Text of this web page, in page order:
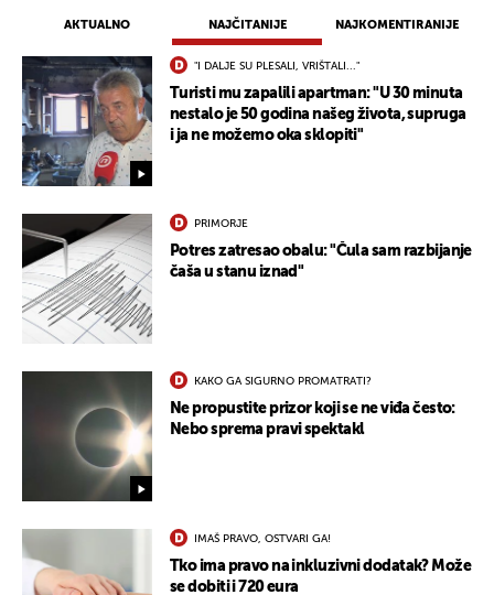
AKTUALNO NAJČITANIJE NAJKOMENTIRANIJE
"I DALJE SU PLESALI, VRIŠTALI..."
Turisti mu zapalili apartman: "U 30 minuta
nestalo je 50 godina našeg života, supruga
i ja ne možemo oka sklopiti"
PRIMORJE
Potres zatresao obalu: "Čula sam razbijanje
čaša u stanu iznad"
KAKO GA SIGURNO PROMATRATI?
Ne propustite prizor koji se ne viđa često:
Nebo sprema pravi spektakl
IMAŠ PRAVO, OSTVARI GA!
Tko ima pravo na inkluzivni dodatak? Može
se dobiti i 720 eura